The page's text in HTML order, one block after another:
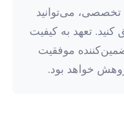
تخصصی، می‌توانید
کنید. تعهد به کیفیت
موفقیت
خواهد بود.